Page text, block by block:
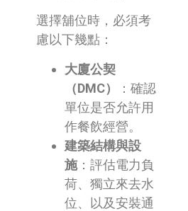
選擇舖位時，必須考
慮以下幾點：
大廈公契
（DMC）
：確認
單位是否允許用
作餐飲經營。
建築結構與設
施：評估電力負
荷、獨立來去水
位、以及安裝通